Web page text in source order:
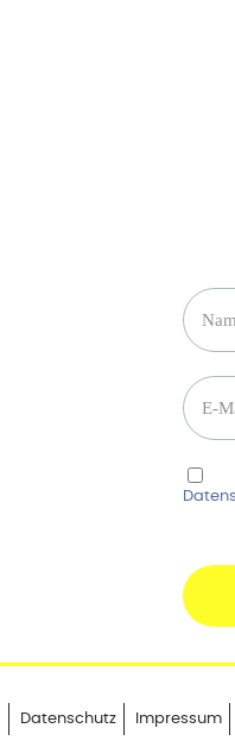
Datenschutz Impressum